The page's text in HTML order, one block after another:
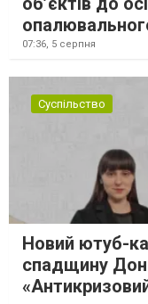
07:36, 5 серпня
Суспільство
Новий ютуб-
спадщину